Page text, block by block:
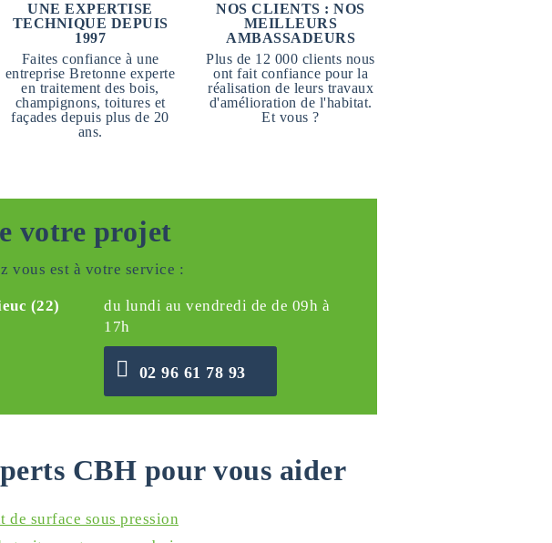
UNE EXPERTISE
TECHNIQUE DEPUIS
1997
Faites confiance à une
entreprise Bretonne experte
en traitement des bois,
champignons, toitures et
façades depuis plus de 20
ans.
NOS CLIENTS : NOS
MEILLEURS
AMBASSADEURS
Plus de 12 000 clients nous
ont fait confiance pour la
réalisation de leurs travaux
d'amélioration de l'habitat.
Et vous ?
votre projet
vous est à votre service :
(22)
du lundi au vendredi de de 09h à
17h
02 96 61 78 93
CBH pour vous aider
de surface sous pression